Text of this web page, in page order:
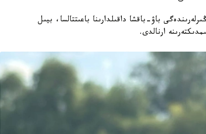
باۋ-باقشا داقىلدارىنا باعىتتالسا، بيىل
ارنالدى.